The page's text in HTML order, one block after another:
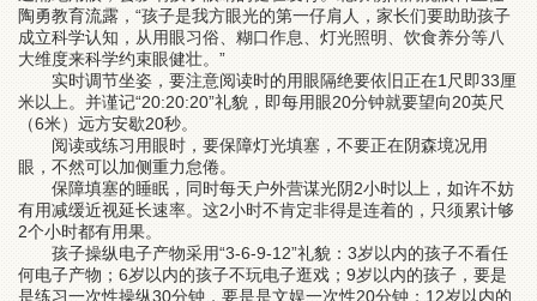
陶勇教育流露，“孩子是我方眼光的第一仔肩人，家长们要助助孩子
成立科学认知，从用眼习俗、糊口作息、灯光照明、饮食养分等八
大维度来科学约束眼健壮。”
实时调节坐姿，要注意阅读时的用眼隔绝要依旧正在1尺即33厘
米以上。并谨记“20:20:20”礼貌，即每用眼20分钟就要望向20英尺
（6米）远方安歇20秒。
阅读或练习用眼时，要保障灯光填塞，不要正在阴森境况用
眼，不然可以加侧重力怠倦。
保障填塞的睡眠，同时每天户外营谋光阴2小时以上，如许不妨
有用减缓近视延长速率。这2小时不肯定非得是连着的，只须累计够
2个小时都有用果。
孩子操纵电子产物采用“3-6-9-12”礼貌：3岁以内的孩子不看任
何电子产物；6岁以内的孩子不玩电子逛戏；9岁以内的孩子，要是
是练习一次性操纵30分钟，要是是文娱一次性20分钟；12岁以内的